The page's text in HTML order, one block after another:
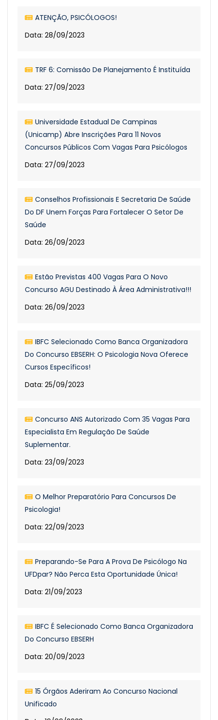
ATENÇÃO, PSICÓLOGOS!
Data: 28/09/2023
TRF 6: Comissão De Planejamento É Instituída
Data: 27/09/2023
Universidade Estadual De Campinas
(Unicamp) Abre Inscrições Para 11 Novos
Concursos Públicos Com Vagas Para Psicólogos
Data: 27/09/2023
Conselhos Profissionais E Secretaria De Saúde
Do DF Unem Forças Para Fortalecer O Setor De
Saúde
Data: 26/09/2023
Estão Previstas 400 Vagas Para O Novo
Concurso AGU Destinado À Área Administrativa!!!
Data: 26/09/2023
IBFC Selecionado Como Banca Organizadora
Do Concurso EBSERH: O Psicologia Nova Oferece
Cursos Específicos!
Data: 25/09/2023
Concurso ANS Autorizado Com 35 Vagas Para
Especialista Em Regulação De Saúde
Suplementar.
Data: 23/09/2023
O Melhor Preparatório Para Concursos De
Psicologia!
Data: 22/09/2023
Preparando-Se Para A Prova De Psicólogo Na
UFDpar? Não Perca Esta Oportunidade Única!
Data: 21/09/2023
IBFC É Selecionado Como Banca Organizadora
Do Concurso EBSERH
Data: 20/09/2023
15 Órgãos Aderiram Ao Concurso Nacional
Unificado